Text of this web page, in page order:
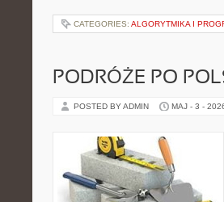
CATEGORIES: ALGORYTMIKA I
PODRÓŻE PO
POSTED BY ADMIN MAJ - 3 -